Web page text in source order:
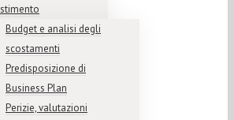
Budget e analisi degli
scostamenti
Predisposizione di
Business Plan
Perizie, valutazioni